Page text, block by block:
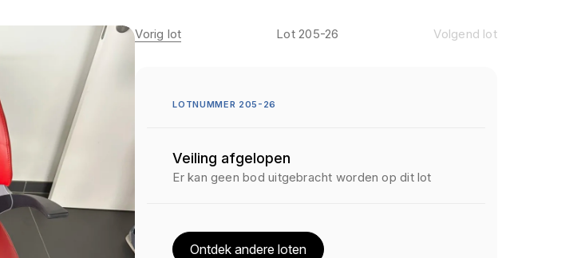
Vorig lot Lot 205-26 Volgend lot
LOTNUMMER 205-26
Veiling afgelopen
Er kan geen bod uitgebracht worden op dit lot
Ontdek andere loten